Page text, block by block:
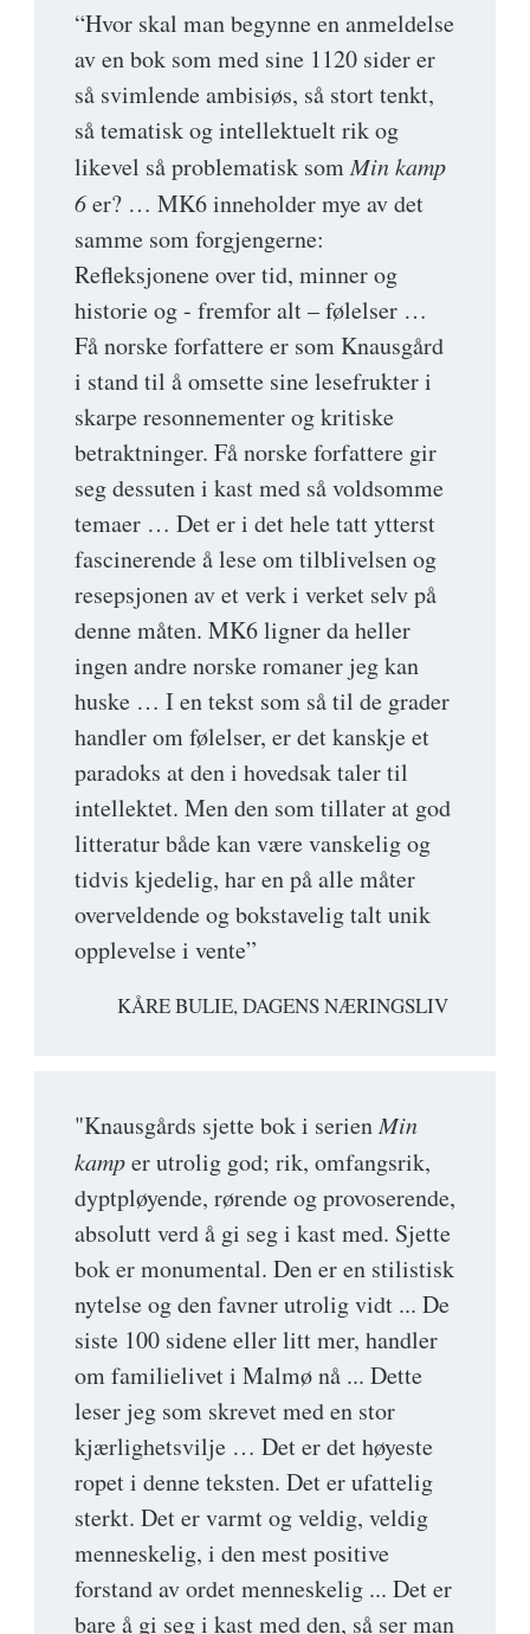
“Hvor skal man begynne en anmeldelse
av en bok som med sine 1120 sider er
så svimlende ambisiøs, så stort tenkt,
så tematisk og intellektuelt rik og
likevel så problematisk somMin kamp
6er? … MK6 inneholder mye av det
samme som forgjengerne:
Refleksjonene over tid, minner og
historie og - fremfor alt – følelser …
Få norske forfattere er som Knausgård
i stand til å omsette sine lesefrukter i
skarpe resonnementer og kritiske
betraktninger. Få norske forfattere gir
seg dessuten i kast med så voldsomme
temaer … Det er i det hele tatt ytterst
fascinerende å lese om tilblivelsen og
resepsjonen av et verk i verket selv på
denne måten. MK6 ligner da heller
ingen andre norske romaner jeg kan
huske … I en tekst som så til de grader
handler om følelser, er det kanskje et
paradoks at den i hovedsak taler til
intellektet. Men den som tillater at god
litteratur både kan være vanskelig og
tidvis kjedelig, har en på alle måter
overveldende og bokstavelig talt unik
opplevelse i vente”
KÅRE BULIE, DAGENS NÆRINGSLIV
"Knausgårds sjette bok i serienMin
kamper utrolig god; rik, omfangsrik,
dyptpløyende, rørende og provoserende,
absolutt verd å gi seg i kast med. Sjette
bok er monumental. Den er en stilistisk
nytelse og den favner utrolig vidt ... De
siste 100 sidene eller litt mer, handler
om familielivet i Malmø nå ... Dette
leser jeg som skrevet med en stor
kjærlighetsvilje … Det er det høyeste
ropet i denne teksten. Det er ufattelig
sterkt. Det er varmt og veldig, veldig
menneskelig, i den mest positive
forstand av ordet menneskelig ... Det er
bare å gi seg i kast med den, så ser man